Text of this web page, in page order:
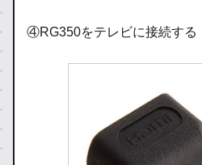
④RG350をテレビに接続する